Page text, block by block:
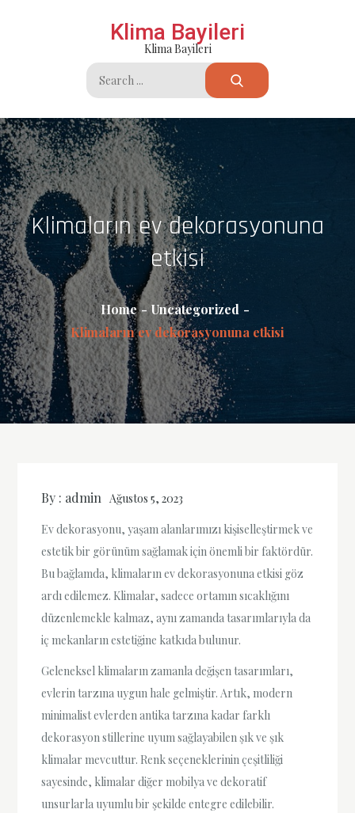
Klima Bayileri
Klima Bayileri
Search
for:
Klimaların ev dekorasyonuna
etkisi
Home
Uncategorized
Klimaların ev dekorasyonuna etkisi
By : admin Ağustos 5, 2023
Ev dekorasyonu, yaşam alanlarımızı kişiselleştirmek ve
estetik bir görünüm sağlamak için önemli bir faktördür.
Bu bağlamda, klimaların ev dekorasyonuna etkisi göz
ardı edilemez. Klimalar, sadece ortamın sıcaklığını
düzenlemekle kalmaz, aynı zamanda tasarımlarıyla da
iç mekanların estetiğine katkıda bulunur.
Geleneksel klimaların zamanla değişen tasarımları,
evlerin tarzına uygun hale gelmiştir. Artık, modern
minimalist evlerden antika tarzına kadar farklı
dekorasyon stillerine uyum sağlayabilen şık ve şık
klimalar mevcuttur. Renk seçeneklerinin çeşitliliği
sayesinde, klimalar diğer mobilya ve dekoratif
unsurlarla uyumlu bir şekilde entegre edilebilir.